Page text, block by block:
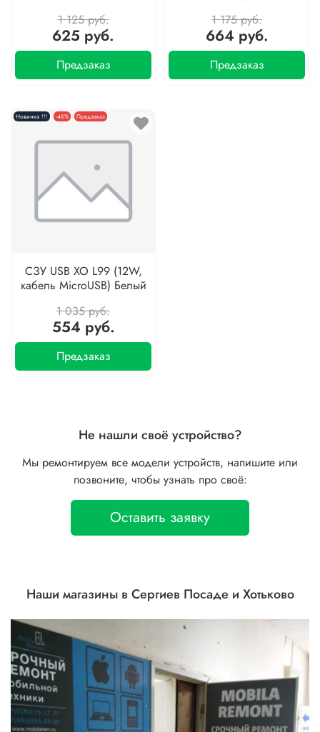
1 125 руб.
625 руб.
Предзаказ
1 175 руб.
664 руб.
Предзаказ
Новинка !!! -46% Предзаказ
СЗУ USB XO L99 (12W,
кабель MicroUSB) Белый
1 035 руб.
554 руб.
Предзаказ
Не нашли своё устройство?
Мы ремонтируем все модели устройств, напишите или
позвоните, чтобы узнать про своё:
Оставить заявку
Наши магазины в Сергиев Посаде и Хотьково